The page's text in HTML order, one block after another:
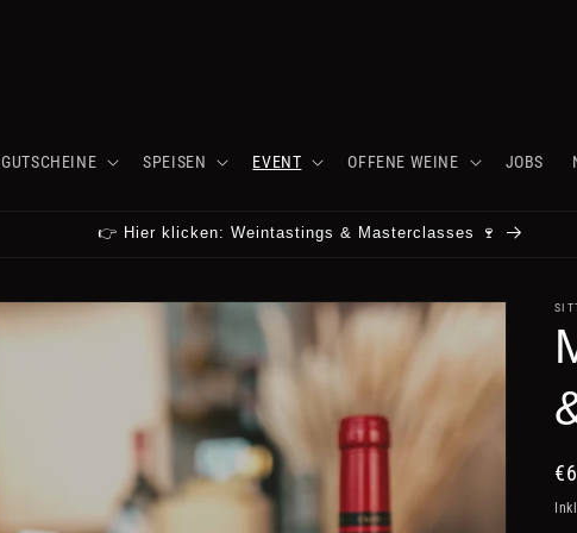
GUTSCHEINE SPEISEN EVENT OFFENE WEINE JOBS
👉 Hier klicken: Weintastings & Masterclasses 🍷